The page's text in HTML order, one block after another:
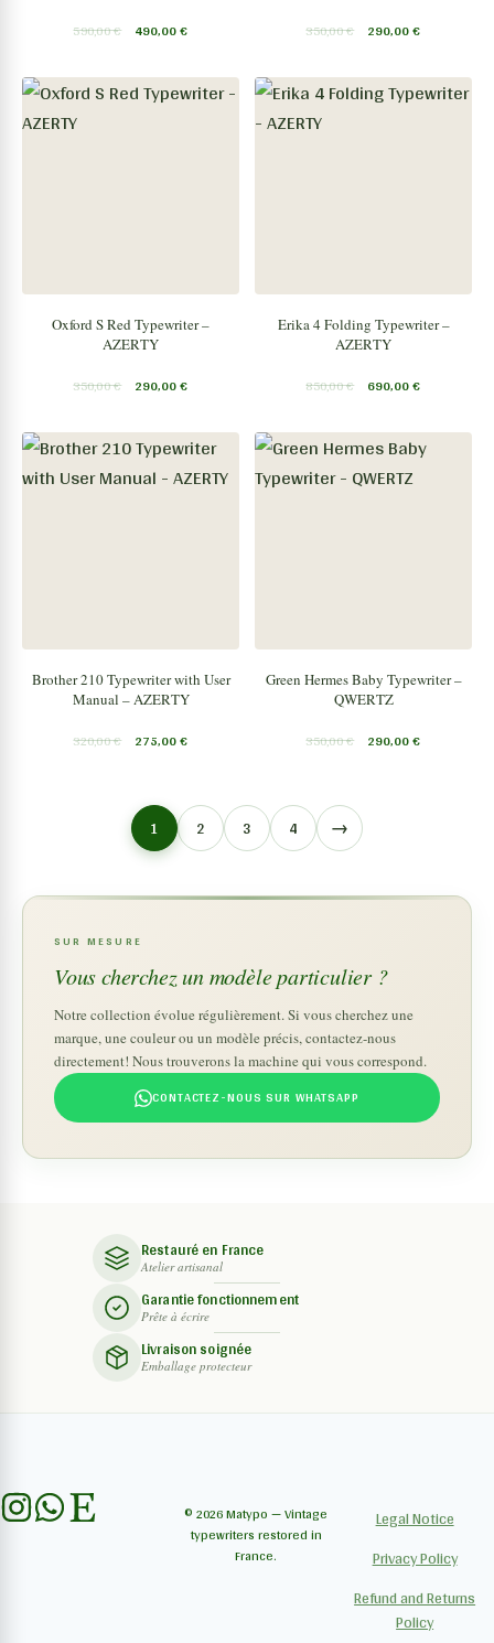
590,00€ 490,00€ 350,00€ 290,00€
Oxford S Red Typewriter –
AZERTY
350,00€ 290,00€
Erika 4 Folding Typewriter –
AZERTY
850,00€ 690,00€
Brother 210 Typewriter with User
Manual – AZERTY
320,00€ 275,00€
Green Hermes Baby Typewriter –
QWERTZ
350,00€ 290,00€
1 2 3 4 →
SUR MESURE
Vous cherchez un modèle particulier ?
Notre collection évolue régulièrement. Si vous cherchez une
marque, une couleur ou un modèle précis, contactez-nous
directement! Nous trouverons la machine qui vous correspond.
CONTACTEZ-NOUS SUR WHATSAPP
Restauré en France
Atelier artisanal
Garantie fonctionnement
Prête à écrire
Livraison soignée
Emballage protecteur
© 2026 Matypo — Vintage
typewriters restored in
France.
Legal Notice
Privacy Policy
Refund and Returns
Policy